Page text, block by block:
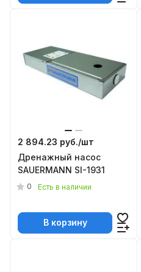
2 894.23 руб./шт
Дренажный насос
SAUERMANN SI-1931
0 Есть в наличии
В корзину